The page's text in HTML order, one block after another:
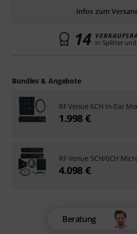
Infos zum
14 in Splitter
Beratung
Bundles & Angebote
RF Venue 6CH In-Ear
1.998 €
RF Venue 5CH/6CH
4.098 €